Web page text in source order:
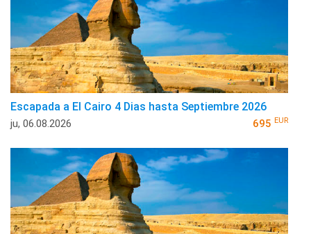
Escapada a El Cairo 4 Dias hasta Septiembre 2026
ju, 06.08.2026 695 EUR